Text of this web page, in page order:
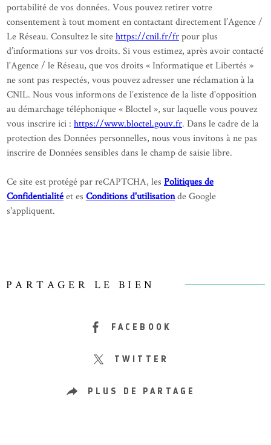
portabilité de vos données. Vous pouvez retirer votre
consentement à tout moment en contactant directement l’Agence /
Le Réseau. Consultez le sitehttps://cnil.fr/frpour plus
d’informations sur vos droits. Si vous estimez, après avoir contacté
l'Agence / le Réseau, que vos droits « Informatique et Libertés »
ne sont pas respectés, vous pouvez adresser une réclamation à la
CNIL. Nous vous informons de l’existence de la liste d'opposition
au démarchage téléphonique « Bloctel », sur laquelle vous pouvez
vous inscrire ici : https://www.bloctel.gouv.fr. Dans le cadre de la
protection des Données personnelles, nous vous invitons à ne pas
inscrire de Données sensibles dans le champ de saisie libre.
Ce site est protégé par reCAPTCHA, les Politiques de
Confidentialitéet es Conditions d'utilisationde Google
s'appliquent.
PARTAGER LE BIEN
FACEBOOK
TWITTER
PLUS DE PARTAGE